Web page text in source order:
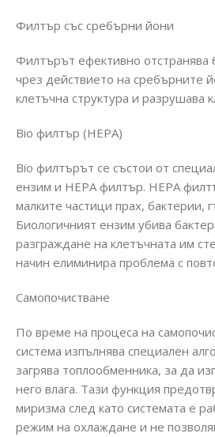
Филтър със сребърни йони
Филтърът ефективно отстранява
чрез действието на сребърните
клетъчна структура и разрушава
Bio филтър (HEPA)
Bio филтърът се състои от
ензим и HEPA филтър. HEPA
малките частици прах, бактерии,
Биологичният ензим убива
разграждане на клетъчната им
начин елиминира проблема с
Самопочистване
По време на процеса на
система изпълнява специален
загрява топлообменника, за да
него влага. Тази функция
миризма след като системата е
режим на охлаждане и не